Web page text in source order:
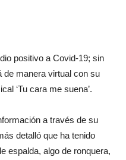
positivo a Covid-19; sin
de manera virtual con su
‘Tu cara me suena’.
a través de su
detalló que ha tenido
espalda, algo de ronquera,